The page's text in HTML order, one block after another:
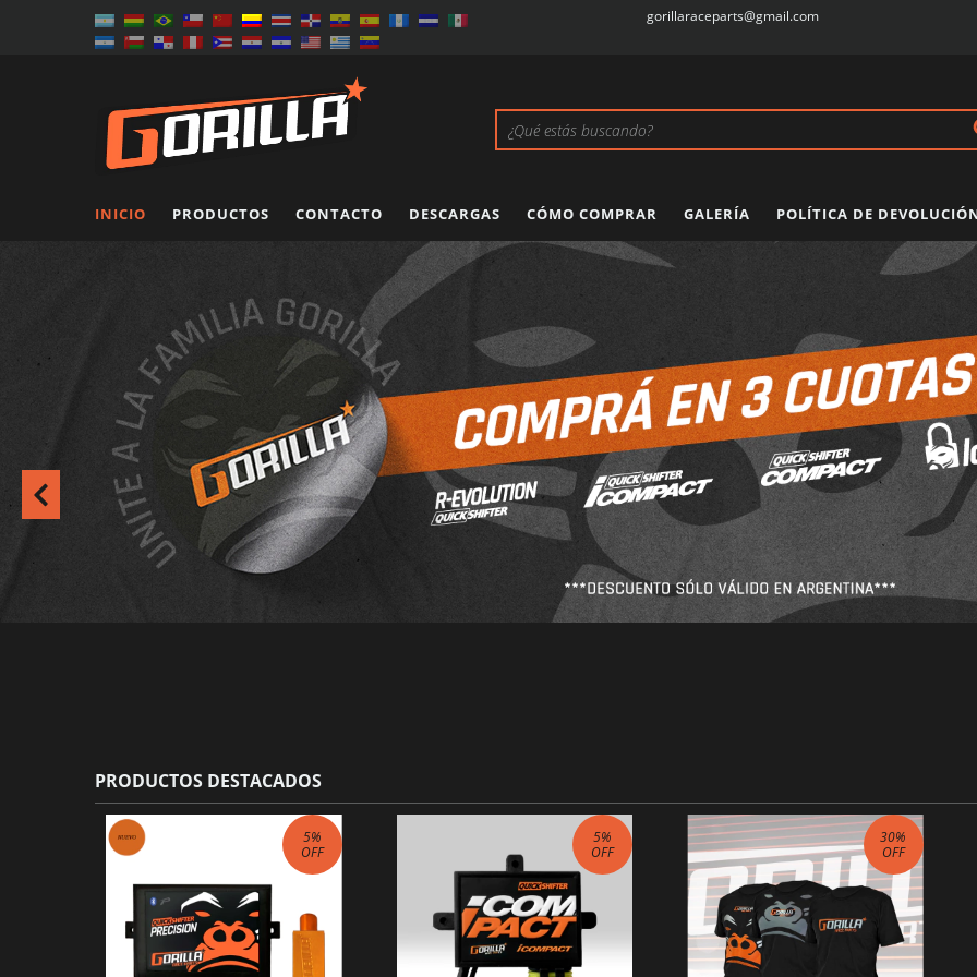
gorillaraceparts@gmail.com
INICIO PRODUCTOS CONTACTO DESCARGAS CÓMO COMPRAR GALERÍA POLÍTICA DE
PRODUCTOS DESTACADOS
5%
OFF
5%
OFF
30%
OFF